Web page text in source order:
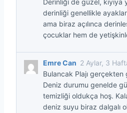
Derinliği de güzel, kıyıya
derinliği genellikle
ama biraz açılınca
çocuklar hem de
Emre Can 2 Aylar, 3
Bulancak Plajı
Deniz durumu genelde
temizliği oldukça hoş.
deniz suyu biraz dalgalı